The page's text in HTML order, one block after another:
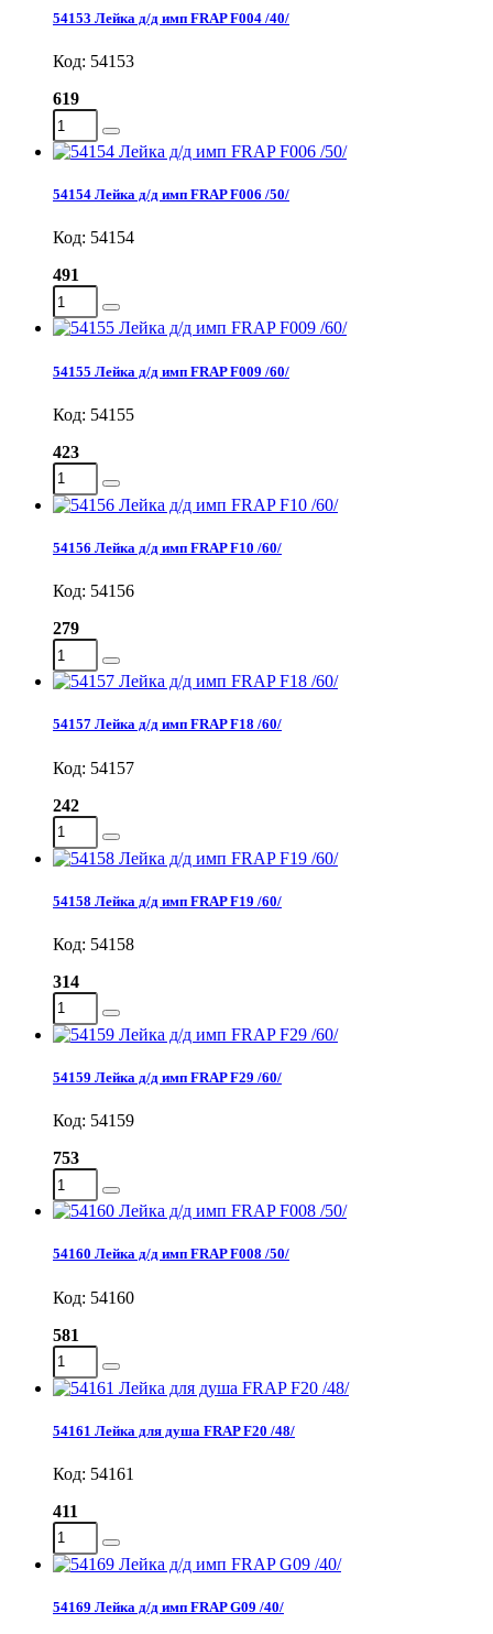
54153 Лейка д/д имп FRAP F004 /40/
Код: 54153
619
54154 Лейка д/д имп FRAP F006 /50/
Код: 54154
491
54155 Лейка д/д имп FRAP F009 /60/
Код: 54155
423
54156 Лейка д/д имп FRAP F10 /60/
Код: 54156
279
54157 Лейка д/д имп FRAP F18 /60/
Код: 54157
242
54158 Лейка д/д имп FRAP F19 /60/
Код: 54158
314
54159 Лейка д/д имп FRAP F29 /60/
Код: 54159
753
54160 Лейка д/д имп FRAP F008 /50/
Код: 54160
581
54161 Лейка для душа FRAP F20 /48/
Код: 54161
411
54169 Лейка д/д имп FRAP G09 /40/